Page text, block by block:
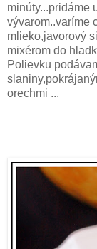
minúty...pridáme
vývarom..varíme
mlieko,javorový
mixérom do
Polievku
orechmi ...